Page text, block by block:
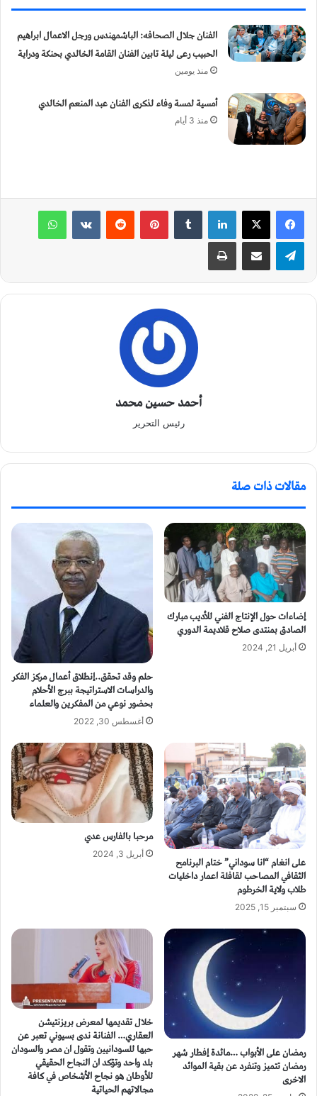
الفنان جلال الصحافه: الباشمهندس ورجل الاعمال ابراهيم
الحبيب رعى ليلة تابين الفنان القامة الخالدي بحنكة ودراية
منذ يومين
أمسية لمسة وفاء لذكرى الفنان عبد المنعم الخالدي
منذ 3 أيام
لينكدإن بينتيريست
أحمد حسين محمد
رئيس التحرير
مقالات ذات صلة
إضاءات حول الإنتاج الفني للأديب مبارك
الصادق بمنتدى صلاح قلاديمة الدوري
أبريل 21, 2024
حلم وقد تحقق..إنطلاق أعمال مركز الفكر
والدراسات الاستراتيجة ببرج الأحلام
بحضور نوعي من المفكرين والعلماء
أغسطس 30, 2022
على انغام “انا سوداني” ختام البرنامح
الثقافي المصاحب لقافلة اعمار داخليات
طلاب ولاية الخرطوم
سبتمبر 15, 2025
مرحبا بالفارس عدي
أبريل 3, 2024
رمضان على الأبواب …مائدة إفطار شهر
رمضان تتميز وتنفرد عن بقية الموائد
الاخرى
خلال تقديمها لمعرض بريزنتيشن
العقاري… الفنانة ندى بسيوني تعبر عن
حبها للسودانيين وتقول ان مصر والسودان
بلد واحد وتؤكد ان النجاح الحقيقي
للأوطان هو نجاح الأشخاص في كافة
مجالاتهم الحياتية